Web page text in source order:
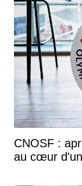
CNOSF :
au cœur